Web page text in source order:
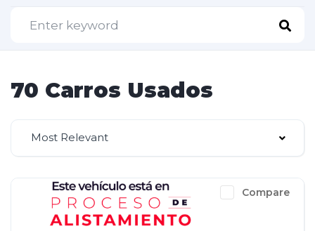
70 Carros Usados
Most Relevant
Compare